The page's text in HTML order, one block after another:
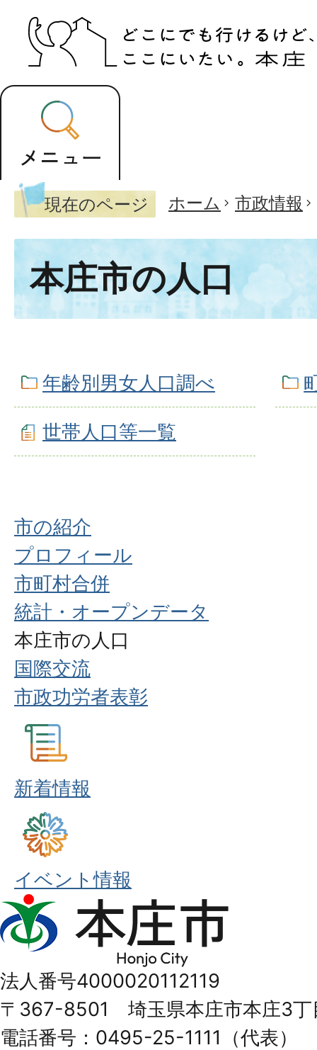
現在のページ ホーム 市政情報
本庄市の人口
年齢別男女人口調べ
世帯人口等一覧
市の紹介
プロフィール
市町村合併
統計・オープンデータ
本庄市の人口
国際交流
市政功労者表彰
新着情報
イベント情報
本
庄
Honjo
City
法人番号4000020112119
〒367-8501 埼玉県本庄市本庄3丁
電話番号：0495-25-1111（代表）